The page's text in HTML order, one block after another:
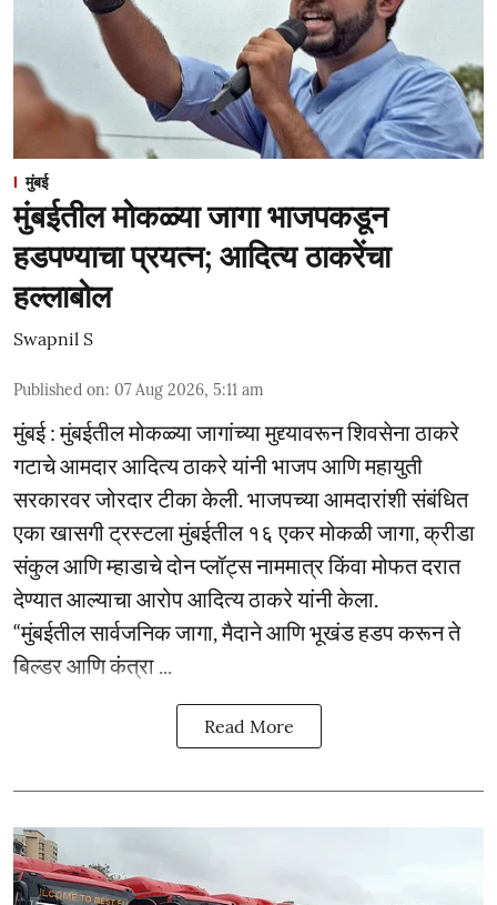
मुंबई
मुंबईतील मोकळ्या जागा भाजपकडून
हडपण्याचा प्रयत्न; आदित्य ठाकरेंचा
हल्लाबोल
Swapnil S
Published on: 07 Aug 2026, 5:11 am
मुंबई : मुंबईतील मोकळ्या जागांच्या मुद्द्यावरून शिवसेना ठाकरे
गटाचे आमदार आदित्य ठाकरे यांनी भाजप आणि महायुती
सरकारवर जोरदार टीका केली. भाजपच्या आमदारांशी संबंधित
एका खासगी ट्रस्टला मुंबईतील १६ एकर मोकळी जागा, क्रीडा
संकुल आणि म्हाडाचे दोन प्लॉट्स नाममात्र किंवा मोफत दरात
देण्यात आल्याचा आरोप आदित्य ठाकरे यांनी केला.
“मुंबईतील सार्वजनिक जागा, मैदाने आणि भूखंड हडप करून ते
बिल्डर आणि कंत्रा ...
Read More